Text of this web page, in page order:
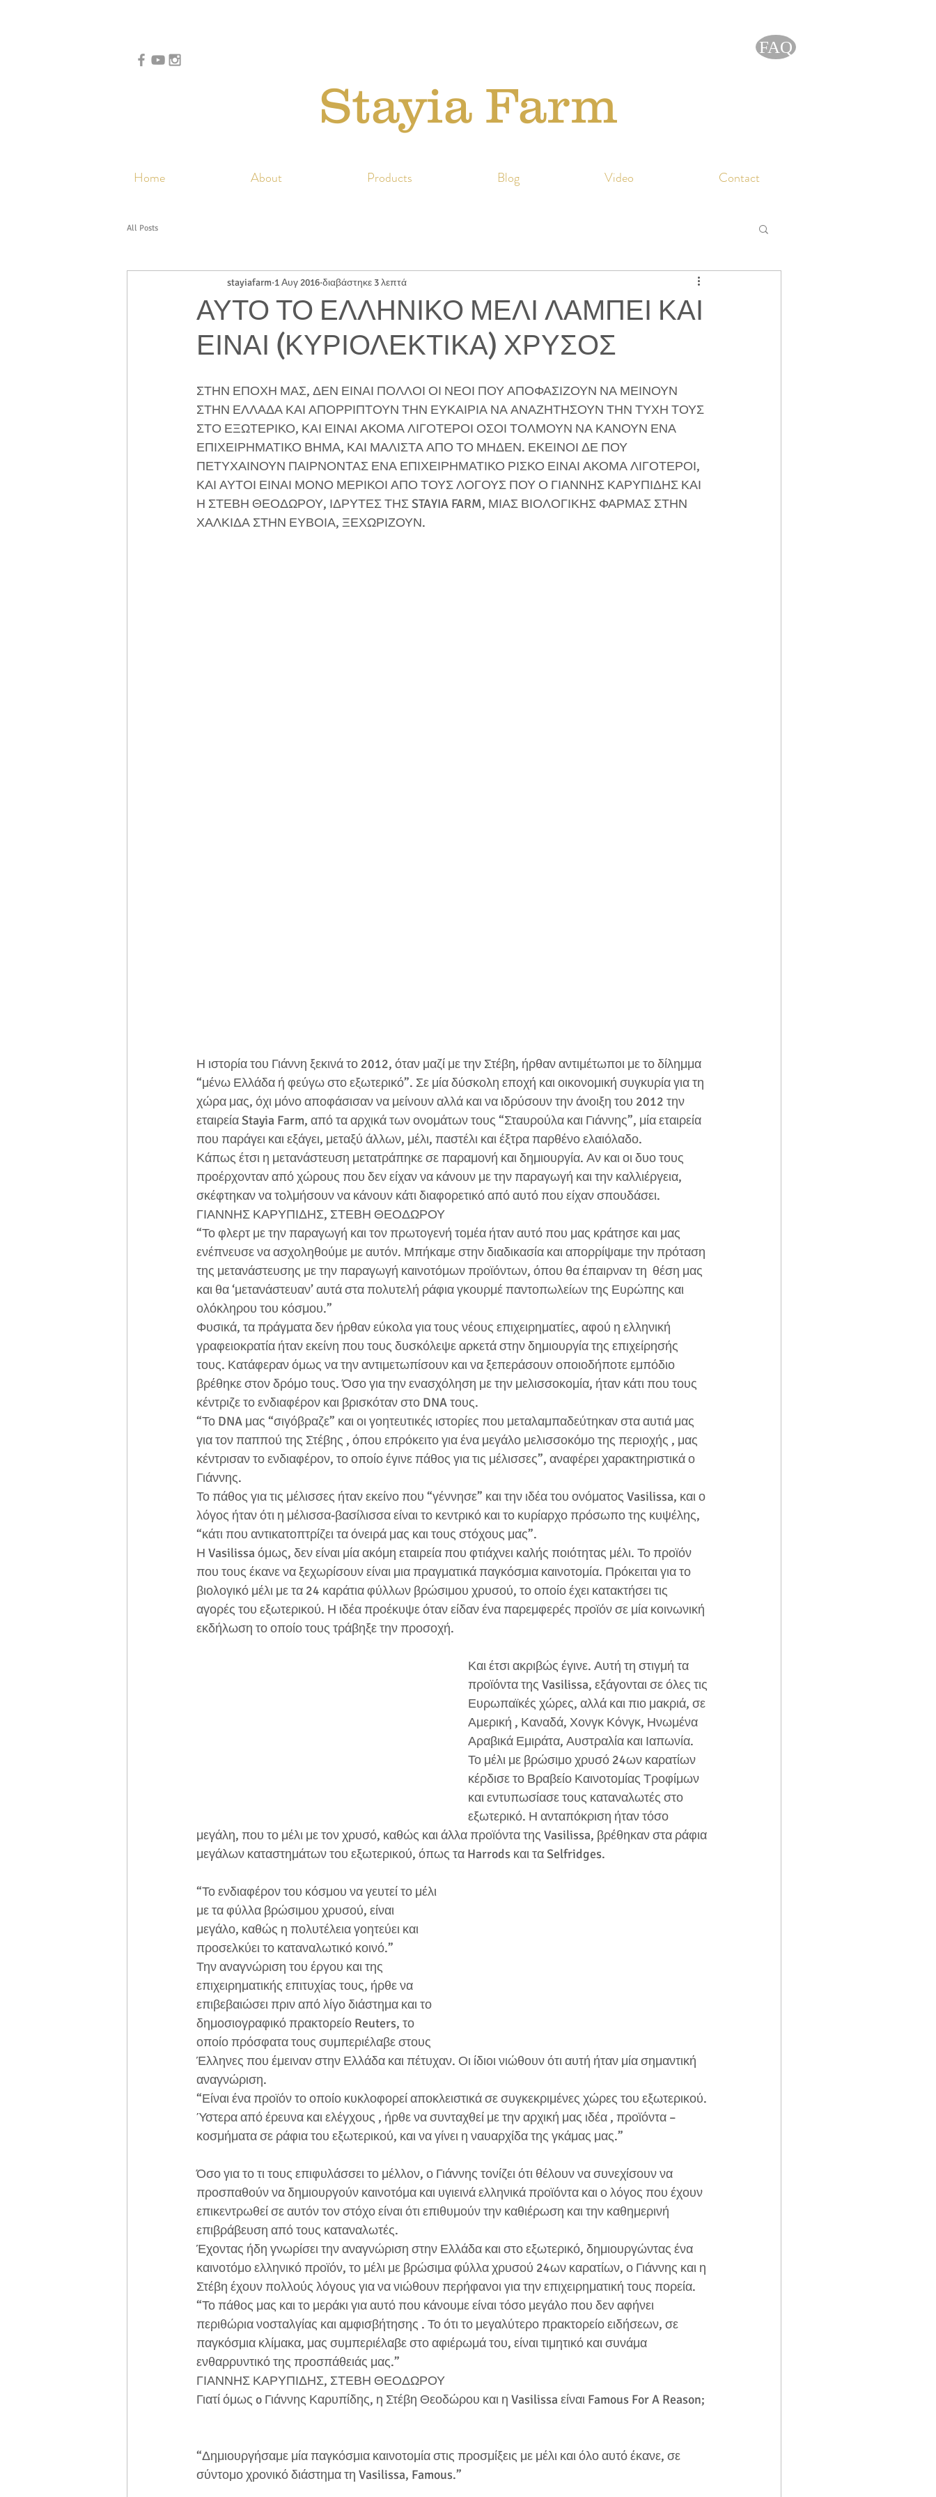
FAQ
Stayia Farm
Home About Products Blog Video Contact
All Posts
ΑΥΤΟ ΤΟ ΕΛΛΗΝΙΚΟ ΜΕΛΙ ΛΑΜΠΕΙ ΚΑΙ
ΕΙΝΑΙ (ΚΥΡΙΟΛΕΚΤΙΚΑ) ΧΡΥΣΟΣ
stayiafarm 1 Αυγ 2016 διαβάστηκε 3 λεπτά
ΣΤΗΝ ΕΠΟΧΗ ΜΑΣ, ΔΕΝ ΕΙΝΑΙ ΠΟΛΛΟΙ ΟΙ ΝΕΟΙ ΠΟΥ ΑΠΟΦΑΣΙΖΟΥΝ ΝΑ ΜΕΙΝΟΥΝ
ΣΤΗΝ ΕΛΛΑΔΑ ΚΑΙ ΑΠΟΡΡΙΠΤΟΥΝ ΤΗΝ ΕΥΚΑΙΡΙΑ ΝΑ ΑΝΑΖΗΤΗΣΟΥΝ ΤΗΝ ΤΥΧΗ ΤΟΥΣ
ΣΤΟ ΕΞΩΤΕΡΙΚΟ, ΚΑΙ ΕΙΝΑΙ ΑΚΟΜΑ ΛΙΓΟΤΕΡΟΙ ΟΣΟΙ ΤΟΛΜΟΥΝ ΝΑ ΚΑΝΟΥΝ ΕΝΑ
ΕΠΙΧΕΙΡΗΜΑΤΙΚΟ ΒΗΜΑ, ΚΑΙ ΜΑΛΙΣΤΑ ΑΠΟ ΤΟ ΜΗΔΕΝ. ΕΚΕΙΝΟΙ ΔΕ ΠΟΥ
ΠΕΤΥΧΑΙΝΟΥΝ ΠΑΙΡΝΟΝΤΑΣ ΕΝΑ ΕΠΙΧΕΙΡΗΜΑΤΙΚΟ ΡΙΣΚΟ ΕΙΝΑΙ ΑΚΟΜΑ ΛΙΓΟΤΕΡΟΙ,
ΚΑΙ ΑΥΤΟΙ ΕΙΝΑΙ ΜΟΝΟ ΜΕΡΙΚΟΙ ΑΠΟ ΤΟΥΣ ΛΟΓΟΥΣ ΠΟΥ Ο ΓΙΑΝΝΗΣ ΚΑΡΥΠΙΔΗΣ ΚΑΙ
Η ΣΤΕΒΗ ΘΕΟΔΩΡΟΥ, ΙΔΡΥΤΕΣ ΤΗΣ STAYIA FARM, ΜΙΑΣ ΒΙΟΛΟΓΙΚΗΣ ΦΑΡΜΑΣ ΣΤΗΝ
ΧΑΛΚΙΔΑ ΣΤΗΝ ΕΥΒΟΙΑ, ΞΕΧΩΡΙΖΟΥΝ.
Η ιστορία του Γιάννη ξεκινά το 2012, όταν μαζί με την Στέβη, ήρθαν αντιμέτωποι με το δίλημμα
“μένω Ελλάδα ή φεύγω στο εξωτερικό”. Σε μία δύσκολη εποχή και οικονομική συγκυρία για τη
χώρα μας, όχι μόνο αποφάσισαν να μείνουν αλλά και να ιδρύσουν την άνοιξη του 2012 την
εταιρεία Stayia Farm, από τα αρχικά των ονομάτων τους “Σταυρούλα και Γιάννης”, μία εταιρεία
που παράγει και εξάγει, μεταξύ άλλων, μέλι, παστέλι και έξτρα παρθένο ελαιόλαδο.
Κάπως έτσι η μετανάστευση μετατράπηκε σε παραμονή και δημιουργία. Αν και οι δυο τους
προέρχονταν από χώρους που δεν είχαν να κάνουν με την παραγωγή και την καλλιέργεια,
σκέφτηκαν να τολμήσουν να κάνουν κάτι διαφορετικό από αυτό που είχαν σπουδάσει.
ΓΙΑΝΝΗΣ ΚΑΡΥΠΙΔΗΣ, ΣΤΕΒΗ ΘΕΟΔΩΡΟΥ
“Το φλερτ με την παραγωγή και τον πρωτογενή τομέα ήταν αυτό που μας κράτησε και μας
ενέπνευσε να ασχοληθούμε με αυτόν. Μπήκαμε στην διαδικασία και απορρίψαμε την πρόταση
της μετανάστευσης με την παραγωγή καινοτόμων προϊόντων, όπου θα έπαιρναν τη  θέση μας
και θα ‘μετανάστευαν’ αυτά στα πολυτελή ράφια γκουρμέ παντοπωλείων της Ευρώπης και
ολόκληρου του κόσμου.”
Φυσικά, τα πράγματα δεν ήρθαν εύκολα για τους νέους επιχειρηματίες, αφού η ελληνική
γραφειοκρατία ήταν εκείνη που τους δυσκόλεψε αρκετά στην δημιουργία της επιχείρησής
τους. Κατάφεραν όμως να την αντιμετωπίσουν και να ξεπεράσουν οποιοδήποτε εμπόδιο
βρέθηκε στον δρόμο τους. Όσο για την ενασχόληση με την μελισσοκομία, ήταν κάτι που τους
κέντριζε το ενδιαφέρον και βρισκόταν στο DNA τους.
“Το DNA μας “σιγόβραζε” και οι γοητευτικές ιστορίες που μεταλαμπαδεύτηκαν στα αυτιά μας
για τον παππού της Στέβης , όπου επρόκειτο για ένα μεγάλο μελισσοκόμο της περιοχής , μας
κέντρισαν το ενδιαφέρον, το οποίο έγινε πάθος για τις μέλισσες”, αναφέρει χαρακτηριστικά ο
Γιάννης.
Το πάθος για τις μέλισσες ήταν εκείνο που “γέννησε” και την ιδέα του ονόματος Vasilissa, και ο
λόγος ήταν ότι η μέλισσα-βασίλισσα είναι το κεντρικό και το κυρίαρχο πρόσωπο της κυψέλης,
“κάτι που αντικατοπτρίζει τα όνειρά μας και τους στόχους μας”.
Η Vasilissa όμως, δεν είναι μία ακόμη εταιρεία που φτιάχνει καλής ποιότητας μέλι. Το προϊόν
που τους έκανε να ξεχωρίσουν είναι μια πραγματικά παγκόσμια καινοτομία. Πρόκειται για το
βιολογικό μέλι με τα 24 καράτια φύλλων βρώσιμου χρυσού, το οποίο έχει κατακτήσει τις
αγορές του εξωτερικού. Η ιδέα προέκυψε όταν είδαν ένα παρεμφερές προϊόν σε μία κοινωνική
εκδήλωση το οποίο τους τράβηξε την προσοχή.
Και έτσι ακριβώς έγινε. Αυτή τη στιγμή τα
προϊόντα της Vasilissa, εξάγονται σε όλες τις
Ευρωπαϊκές χώρες, αλλά και πιο μακριά, σε
Αμερική , Καναδά, Χονγκ Κόνγκ, Ηνωμένα
Αραβικά Εμιράτα, Αυστραλία και Ιαπωνία.
Το μέλι με βρώσιμο χρυσό 24ων καρατίων
κέρδισε το Βραβείο Καινοτομίας Τροφίμων
και εντυπωσίασε τους καταναλωτές στο
εξωτερικό. Η ανταπόκριση ήταν τόσο
μεγάλη, που το μέλι με τον χρυσό, καθώς και άλλα προϊόντα της Vasilissa, βρέθηκαν στα ράφια
μεγάλων καταστημάτων του εξωτερικού, όπως τα Harrods και τα Selfridges.
“Το ενδιαφέρον του κόσμου να γευτεί το μέλι
με τα φύλλα βρώσιμου χρυσού, είναι
μεγάλο, καθώς η πολυτέλεια γοητεύει και
προσελκύει το καταναλωτικό κοινό.”
Την αναγνώριση του έργου και της
επιχειρηματικής επιτυχίας τους, ήρθε να
επιβεβαιώσει πριν από λίγο διάστημα και το
δημοσιογραφικό πρακτορείο Reuters, το
οποίο πρόσφατα τους συμπεριέλαβε στους
Έλληνες που έμειναν στην Ελλάδα και πέτυχαν. Οι ίδιοι νιώθουν ότι αυτή ήταν μία σημαντική
αναγνώριση.
“Είναι ένα προϊόν το οποίο κυκλοφορεί αποκλειστικά σε συγκεκριμένες χώρες του εξωτερικού.
Ύστερα από έρευνα και ελέγχους , ήρθε να συνταχθεί με την αρχική μας ιδέα , προϊόντα –
κοσμήματα σε ράφια του εξωτερικού, και να γίνει η ναυαρχίδα της γκάμας μας.”
Όσο για το τι τους επιφυλάσσει το μέλλον, ο Γιάννης τονίζει ότι θέλουν να συνεχίσουν να
προσπαθούν να δημιουργούν καινοτόμα και υγιεινά ελληνικά προϊόντα και ο λόγος που έχουν
επικεντρωθεί σε αυτόν τον στόχο είναι ότι επιθυμούν την καθιέρωση και την καθημερινή
επιβράβευση από τους καταναλωτές.
Έχοντας ήδη γνωρίσει την αναγνώριση στην Ελλάδα και στο εξωτερικό, δημιουργώντας ένα
καινοτόμο ελληνικό προϊόν, το μέλι με βρώσιμα φύλλα χρυσού 24ων καρατίων, ο Γιάννης και η
Στέβη έχουν πολλούς λόγους για να νιώθουν περήφανοι για την επιχειρηματική τους πορεία.
“Το πάθος μας και το μεράκι για αυτό που κάνουμε είναι τόσο μεγάλο που δεν αφήνει
περιθώρια νοσταλγίας και αμφισβήτησης . Το ότι το μεγαλύτερο πρακτορείο ειδήσεων, σε
παγκόσμια κλίμακα, μας συμπεριέλαβε στο αφιέρωμά του, είναι τιμητικό και συνάμα
ενθαρρυντικό της προσπάθειάς μας.”
ΓΙΑΝΝΗΣ ΚΑΡΥΠΙΔΗΣ, ΣΤΕΒΗ ΘΕΟΔΩΡΟΥ
Γιατί όμως o Γιάννης Καρυπίδης, η Στέβη Θεοδώρου και η Vasilissa είναι Famous For A Reason;
“Δημιουργήσαμε μία παγκόσμια καινοτομία στις προσμίξεις με μέλι και όλο αυτό έκανε, σε
σύντομο χρονικό διάστημα τη Vasilissa, Famous.”